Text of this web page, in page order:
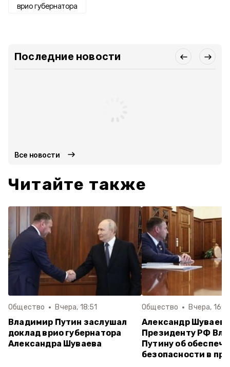
врио губернатора
Последние новости
Все новости
Читайте также
Общество Вчера, 18:51
Владимир Путин заслушал
доклад врио губернатора
Александра Шуваева
Общество Вчера,
Александр Шуваев
Президенту РФ
Путину об
безопасности в